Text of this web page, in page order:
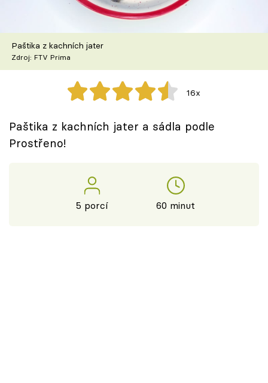
Škola vaření
Recepty z TV
Speciál: Cuketa
Těhotnej kuchař
Sledujte prima+
Paštika z kachních jater
Zdroj: FTV Prima
16x
Paštika z kachních jater a sádla podle
Prostřeno!
5 porcí 60 minut